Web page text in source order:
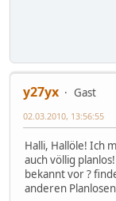
y27yx
Gast
02.03.2010, 13:56:55
Halli, Hallöle! Ich
auch völlig
bekannt vor ?
anderen